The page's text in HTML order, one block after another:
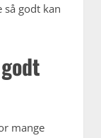
så godt kan
mange